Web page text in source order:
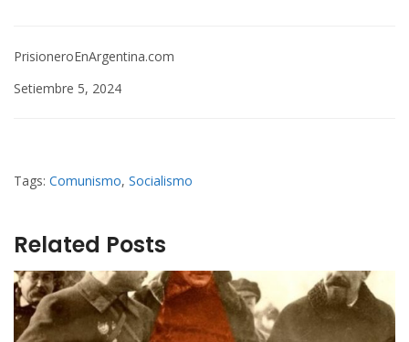
PrisioneroEnArgentina.com
Setiembre 5, 2024
Tags: Comunismo, Socialismo
Related Posts